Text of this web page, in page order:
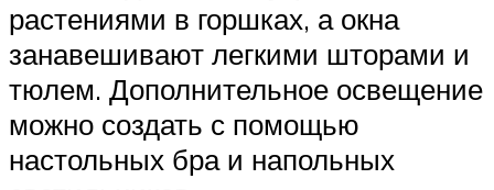
растениями в горшках, а окна
занавешивают легкими шторами и
тюлем. Дополнительное освещение
можно создать с помощью
настольных бра и напольных